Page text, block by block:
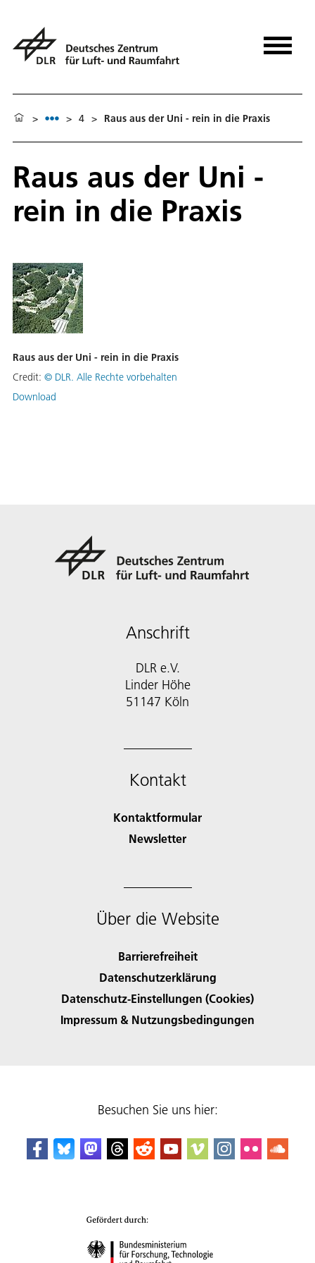
> > 4 > Raus aus der Uni - rein in die Praxis
Raus aus der Uni -
rein in die Praxis
Raus aus der Uni - rein in die Praxis
Credit: © DLR. Alle Rechte vorbehalten
Download
Anschrift
DLR e.V.
Linder Höhe
51147 Köln
Kontakt
Kontaktformular
Newsletter
Über die Website
Barrierefreiheit
Datenschutzerklärung
Datenschutz-Einstellungen (Cookies)
Impressum & Nutzungsbedingungen
Besuchen Sie uns hier: